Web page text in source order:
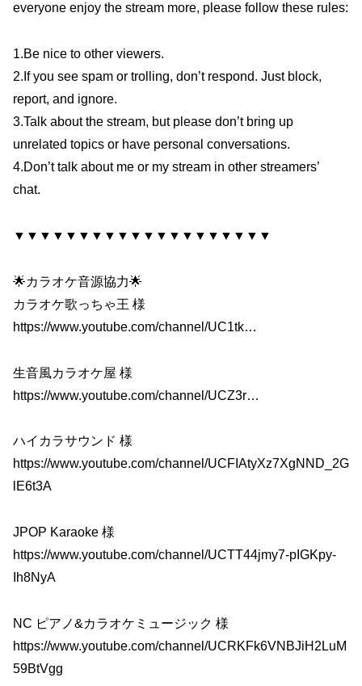
everyone enjoy the stream more, please follow these rules:
1.Be nice to other viewers.
2.If you see spam or trolling, don’t respond. Just block,
report, and ignore.
3.Talk about the stream, but please don’t bring up
unrelated topics or have personal conversations.
4.Don’t talk about me or my stream in other streamers’
chat.
▼▼▼▼▼▼▼▼▼▼▼▼▼▼▼▼▼▼▼▼
🌟カラオケ音源協力🌟
カラオケ歌っちゃ王 様
https://www.youtube.com/channel/UC1tk…
生音風カラオケ屋 様
https://www.youtube.com/channel/UCZ3r…
ハイカラサウンド 様
https://www.youtube.com/channel/UCFIAtyXz7XgNND_2G
lE6t3A
JPOP Karaoke 様
https://www.youtube.com/channel/UCTT44jmy7-pIGKpy-
Ih8NyA
NC ピアノ&カラオケミュージック 様
https://www.youtube.com/channel/UCRKFk6VNBJiH2LuM
59BtVgg